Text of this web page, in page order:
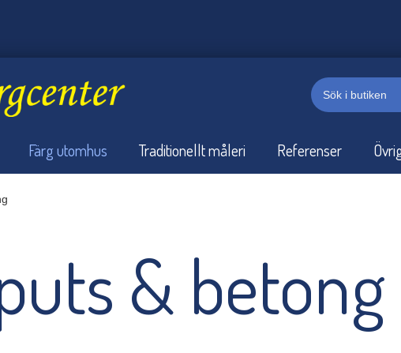
Färg utomhus Traditionellt måleri Referenser
& betong